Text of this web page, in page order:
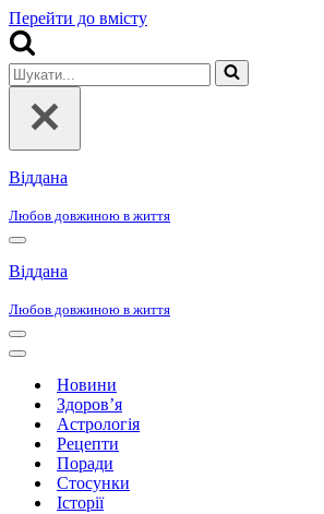
Перейти до вмісту
Шукати...
Віддана
Любов довжиною в життя
Меню
навігації
Віддана
Любов довжиною в життя
Меню
навігації
Меню
навігаціїНовини
Здоров’я
Астрологія
Рецепти
Поради
Стосунки
Історії